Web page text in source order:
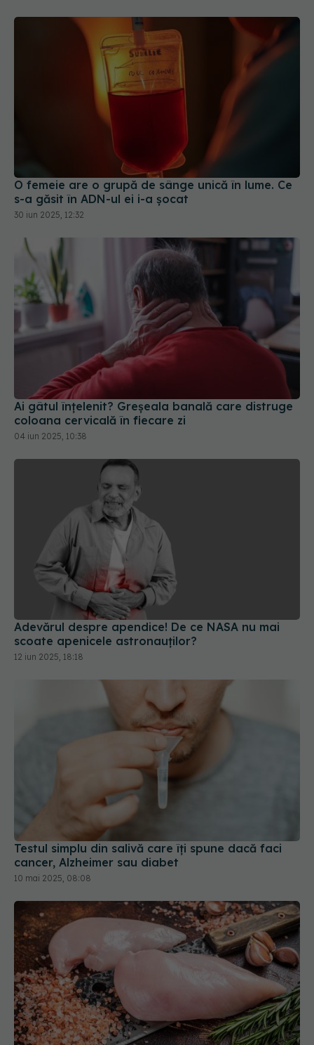
O femeie are o grupă de sânge unică în lume. Ce
s-a găsit în ADN-ul ei i-a șocat
30 iun 2025, 12:32
Ai gâtul înțelenit? Greșeala banală care distruge
coloana cervicală în fiecare zi
04 iun 2025, 10:38
Adevărul despre apendice! De ce NASA nu mai
scoate apenicele astronauților?
12 iun 2025, 18:18
Testul simplu din salivă care îți spune dacă faci
cancer, Alzheimer sau diabet
10 mai 2025, 08:08